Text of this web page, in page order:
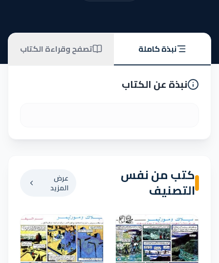
نبذة كاملة تصفح وقراءة الكتاب
نبذة عن الكتاب
كتب من نفس
التصنيف
عرض
المزيد